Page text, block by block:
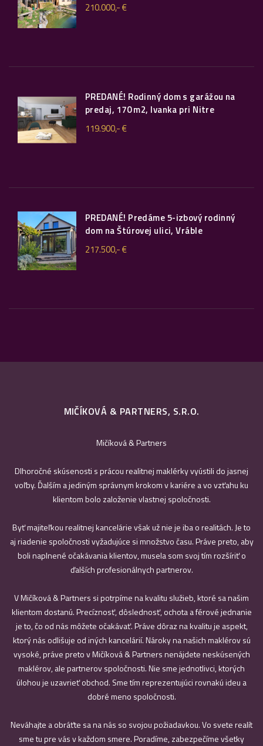
210.000,- €
PREDANÉ! Rodinný dom s garážou na
predaj, 170 m2, Ivanka pri Nitre
119.900,- €
PREDANÉ! Predáme 5-izbový rodinný
dom na Štúrovej ulici, Vráble
217.500,- €
MIČÍKOVÁ & PARTNERS, S.R.O.
Mičíková & Partners
Dlhoročné skúsenosti s prácou realitnej maklérky vyústili do jasnej
voľby. Ďalším a jediným správnym krokom v kariére a vo vzťahu ku
klientom bolo založenie vlastnej spoločnosti.
Byť majiteľkou realitnej kancelárie však už nie je iba o realitách. Je to
aj riadenie spoločnosti vyžadujúce si množstvo času. Práve preto, aby
boli naplnené očakávania klientov, musela som svoj tím rozšíriť o
ďalších profesionálnych partnerov.
V Mičíková & Partners si potrpíme na kvalitu služieb, ktoré sa našim
klientom dostanú. Precíznosť, dôslednosť, ochota a férové jednanie
je to, čo od nás môžete očakávať. Práve dôraz na kvalitu je aspekt,
ktorý nás odlišuje od iných kancelárií. Nároky na našich maklérov sú
vysoké, práve preto v Mičíková & Partners nenájdete neskúsených
maklérov, ale partnerov spoločnosti. Nie sme jednotlivci, ktorých
úlohou je uzavrieť obchod. Sme tím reprezentujúci rovnakú ideu a
dobré meno spoločnosti.
Neváhajte a obráťte sa na nás so svojou požiadavkou. Vo svete realít
sme tu pre vás v každom smere. Poradíme, zabezpečíme všetky